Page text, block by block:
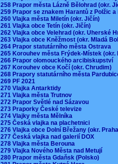
258 Prapor města Lázně Bělohrad (okr.
259 Prapor se znakem Harantů z Polžic
260 Vlajka města Miletín (okr. Jičín)
261 Vlajka obce Tetín (okr. Jičín)
262 Vlajka obce Velehrad (okr. Uherské
263 Vlajka obce Kněžmost (okr. Mladá
264 Prapor statutárního města Ostrava
265 Korouhev města Frýdek-Místek
266 Prapor olomouckého arcibiskupství
267 Korouhev obce Kočí (okr. Chrudim)
268 Prapory statutárního města
269 PF 2021
270 Vlajka Antarktidy
271 Vlajka města Trutnov
272 Prapor Světlé nad Sázavou
273 Praporky České televize
274 Vlajky města Mělníka
275 Česká vlajka na plachetnici
276 Vlajka obce Dolní Břežany (okr.
277 Česká vlajka nad galerií DOX
278 Vlajka města Berouna
279 Vlajka Nového Města nad Metují
280 Prapor města Gdaňsk (Polsko)